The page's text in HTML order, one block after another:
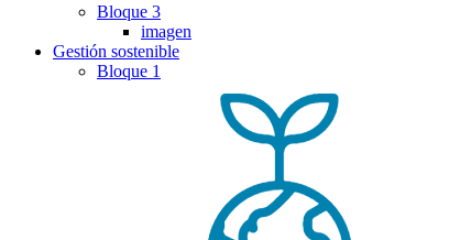
Bloque 3
imagen
Gestión sostenible
Bloque 1